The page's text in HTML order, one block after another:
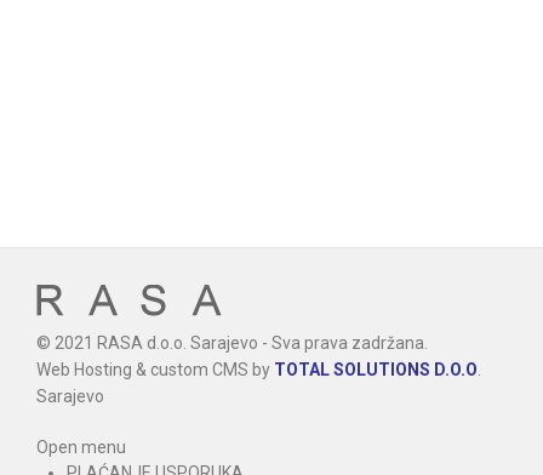
© 2021 RASA d.o.o. Sarajevo - Sva prava zadržana.
Web Hosting & custom CMS by TOTAL SOLUTIONS D.O.O
Sarajevo
Open menu